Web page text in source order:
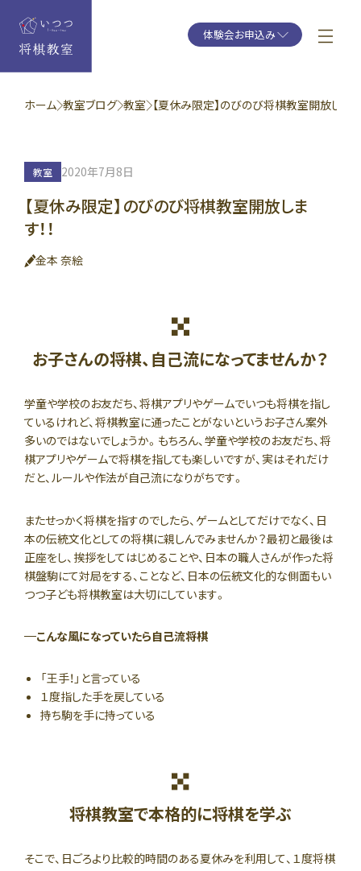
体験会お申込み
ホーム 教室ブログ 教室 【夏休み限定】のびのび将棋教室開放しま
教室 2020年7月8日
【夏休み限定】のびのび将棋教室開放しま
す！！
金本 奈絵
お子さんの将棋、自己流になってませんか？
学童や学校のお友だち、将棋アプリやゲームでいつも将棋を指し
ているけれど、将棋教室に通ったことがないというお子さん案外
多いのではないでしょうか。もちろん、学童や学校のお友だち、将
棋アプリやゲームで将棋を指しても楽しいですが、実はそれだけ
だと、ルールや作法が自己流になりがちです。
またせっかく将棋を指すのでしたら、ゲームとしてだけでなく、日
本の伝統文化としての将棋に親しんでみませんか？最初と最後は
正座をし、挨拶をしてはじめることや、日本の職人さんが作った将
棋盤駒にて対局をする、ことなど、日本の伝統文化的な側面もい
つつ子ども将棋教室は大切にしています。
こんな風になっていたら自己流将棋
「王手！」と言っている
１度指した手を戻している
持ち駒を手に持っている
将棋教室で本格的に将棋を学ぶ
そこで、日ごろより比較的時間のある夏休みを利用して、１度将棋